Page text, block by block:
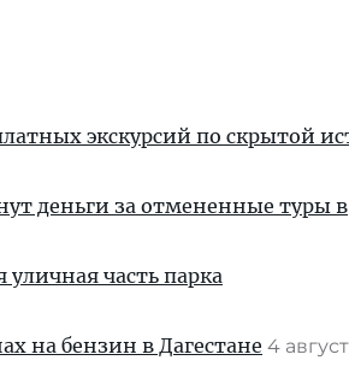
экскурсий по скрытой
деньги за отмененные туры в
часть парка
на бензин в Дагестане 4